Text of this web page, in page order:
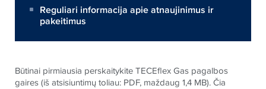
Reguliari informacija apie atnaujinimus ir
pakeitimus
Būtinai pirmiausia perskaitykite TECEflex Gas pagalbos
gaires (iš atsisiuntimų toliau: PDF, maždaug 1,4 MB). Čia